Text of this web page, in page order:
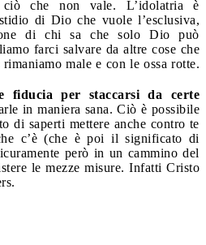
che non vale. L’idolatria è
di Dio che vuole l’esclusiva,
di chi sa che solo Dio può
farci salvare da altre cose che
male e con le ossa rotte.
fiducia per staccarsi da certe
in maniera sana. Ciò è possibile
saperti mettere anche contro te
c’è (che è poi il significato di
però in un cammino del
le mezze misure. Infatti Cristo